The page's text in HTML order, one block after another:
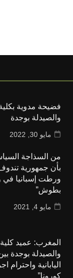
فضيحة مدوية
والصيدلة بوجدة
مايو 30, 2022
من السذاجة
بأن جمهورية
ورطت إسبانيا في
بطوش”
مايو 4, 2021
المغرب: عميد
والصيدلة بوجدة
اليابانية واحترام
كورونا”